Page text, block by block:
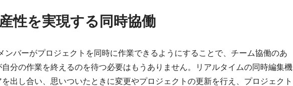
性を実現する同時協働
ンバーがプロジェクトを同時に作業できるようにすることで、チーム協働のあ
分の作業を終えるのを待つ必要はもうありません。リアルタイムの同時編集機
出し合い、思いついたときに変更やプロジェクトの更新を行え、プロジェクト